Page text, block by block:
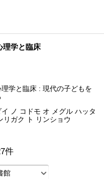
理学と臨床
学と臨床 : 現代の子どもを
ノ コドモ オ メグル ハッタ
リガク ト リンショウ
件
館